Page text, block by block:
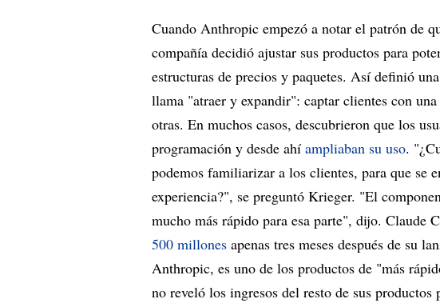
Cuando Anthropic empezó a notar el patrón de
compañía decidió ajustar sus productos para
estructuras de precios y paquetes. Así definió
llama "atraer y expandir": captar clientes con
otras. En muchos casos, descubrieron que los
programación y desde ahí ampliaban su uso.
podemos familiarizar a los clientes, para que se
experiencia?", se preguntó Krieger. "El
mucho más rápido para esa parte", dijo. Claude
500 millones apenas tres meses después de su
Anthropic, es uno de los productos de "más
no reveló los ingresos del resto de sus productos